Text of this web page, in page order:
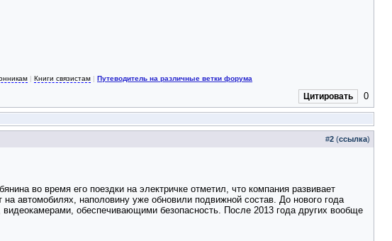
| Книги связистам | Путеводитель на различные ветки форума
Цитировать 0
#2 (ссылка)
во время его поездки на электричке отметил, что компания развивает
автомобилях, наполовину уже обновили подвижной состав. До нового года
обеспечивающими безопасность. После 2013 года других вообще